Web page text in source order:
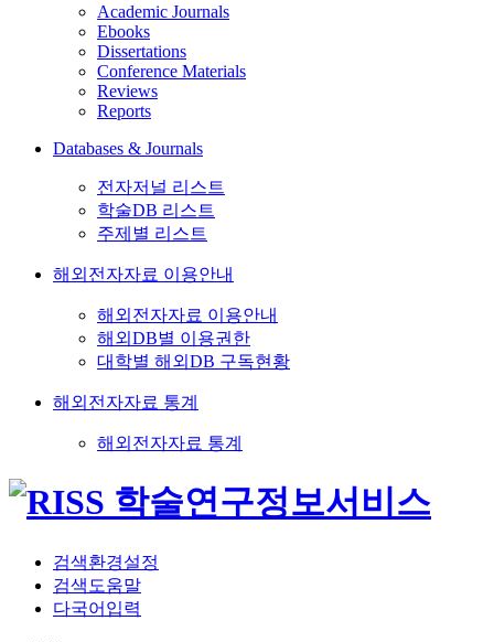
Academic Journals
Ebooks
Dissertations
Conference Materials
Reviews
Reports
Databases & Journals
전자저널 리스트
학술DB 리스트
주제별 리스트
해외전자자료 이용안내
해외전자자료 이용안내
해외DB별 이용권한
대학별 해외DB 구독현황
해외전자자료 통계
해외전자자료 통계
검색환경설정
검색도움말
다국어입력